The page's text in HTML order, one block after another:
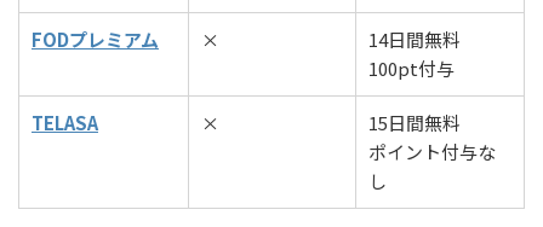
FODプレミアム ×
14日間無料
100pt付与
TELASA ×
15日間無料
ポイント付与な
し